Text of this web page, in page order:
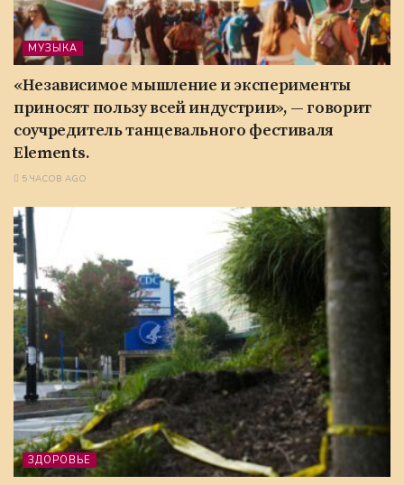
МУЗЫКА
«Независимое мышление и эксперименты
приносят пользу всей индустрии», — говорит
соучредитель танцевального фестиваля
Elements.
5 ЧАСОВ AGO
ЗДОРОВЬЕ